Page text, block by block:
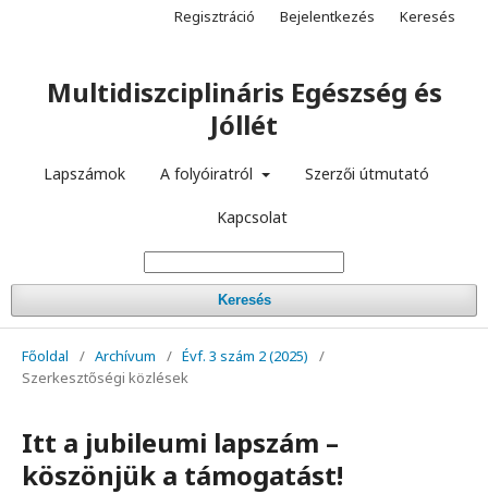
Multidiszciplináris Egészség és
Jóllét
Lapszámok A folyóiratról Szerzői útmutató
Kapcsolat
Keresés
Regisztráció Bejelentkezés Keresés
Főoldal / Archívum / Évf. 3 szám 2 (2025)
/
Szerkesztőségi közlések
Itt a jubileumi lapszám –
köszönjük a támogatást!